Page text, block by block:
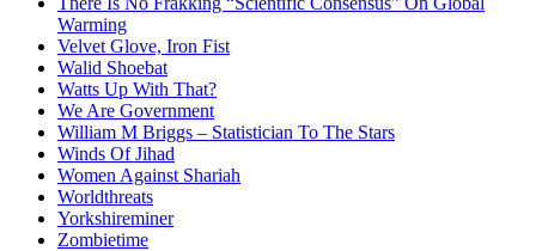
Warming
Velvet Glove, Iron Fist
Walid Shoebat
Watts Up With That?
We Are Government
William M Briggs – Statistician To The Stars
Winds Of Jihad
Women Against Shariah
Worldthreats
Yorkshireminer
Zombietime